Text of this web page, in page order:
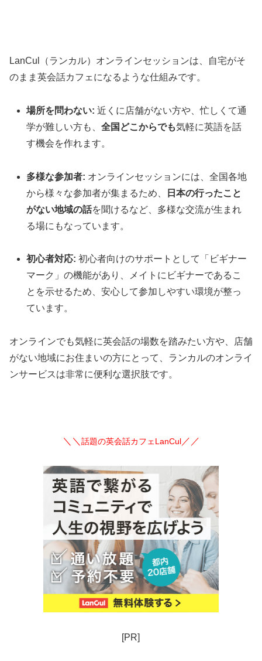
LanCul（ランカル）オンラインセッションは、自宅がそ
のまま英会話カフェになるような仕組みです。
場所を問わない: 近くに店舗がない方や、忙しくて通
学が難しい方も、全国どこからでも気軽に英語を話
す機会を作れます。
多様な参加者: オンラインセッションには、全国各地
から様々な参加者が集まるため、
日本の行ったこと
がない地域の話を聞けるなど、多様な交流が生まれ
る場にもなっています。
初心者対応: 初心者向けのサポートとして「ビギナー
マーク」の機能があり、メイトにビギナーであるこ
とを示せるため、安心して参加しやすい環境が整っ
ています。
オンラインでも気軽に英会話の場数を踏みたい方や、店舗
がない地域にお住まいの方にとって、ランカルのオンライ
ンサービスは非常に便利な選択肢です。
＼＼ 話題の英会話カフェLanCul／／
[PR]